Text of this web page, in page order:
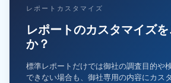
レポートカスタマイズ
レポートのカスタマイズ
か？
標準レポートだけでは御社の調査目的や
できない場合も、御社専用の内容にカス